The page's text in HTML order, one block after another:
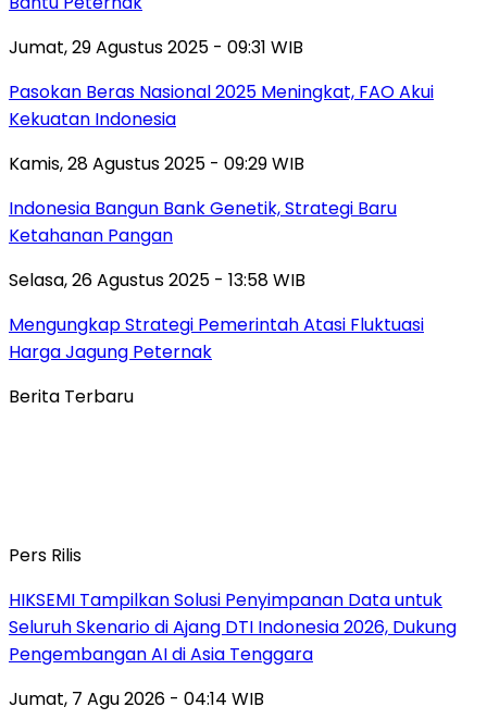
Jumat, 29 Agustus 2025 - 09:31 WIB
Pasokan Beras Nasional 2025 Meningkat, FAO Akui
Kekuatan Indonesia
Kamis, 28 Agustus 2025 - 09:29 WIB
Indonesia Bangun Bank Genetik, Strategi Baru
Ketahanan Pangan
Selasa, 26 Agustus 2025 - 13:58 WIB
Mengungkap Strategi Pemerintah Atasi Fluktuasi
Harga Jagung Peternak
Berita Terbaru
Pers Rilis
HIKSEMI Tampilkan Solusi Penyimpanan Data untuk
Seluruh Skenario di Ajang DTI Indonesia 2026, Dukung
Pengembangan AI di Asia Tenggara
Jumat, 7 Agu 2026 - 04:14 WIB